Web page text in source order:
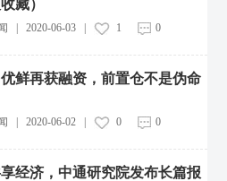
藏）
2020-06-03| 1 0
鲜再获融资，前置仓不是伪命
2020-06-02| 0 0
经济，中通研究院发布长篇报